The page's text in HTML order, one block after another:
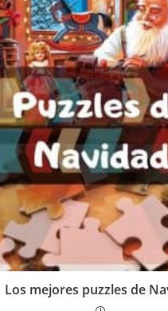
Los mejores puzzles de